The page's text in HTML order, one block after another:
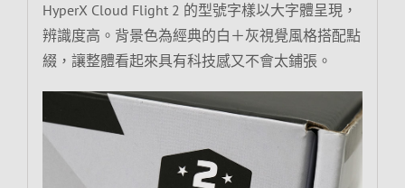
HyperX Cloud Flight 2 的型號字樣以大字體呈現，
辨識度高。背景色為經典的白＋灰視覺風格搭配點
綴，讓整體看起來具有科技感又不會太鋪張。